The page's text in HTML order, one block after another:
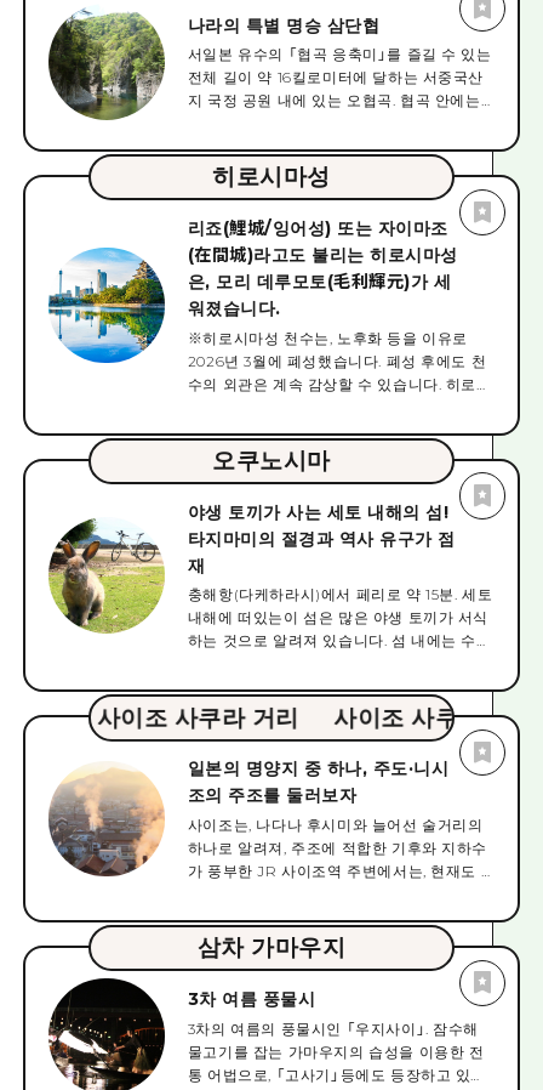
었습니다. 그 무렵의 히로시마는 도심부의 대
부분은 목조 2층 건축이며, 이러한 대담한 유
럽풍의 건물은 매우 드물고, 강면에 빛나는 현
대적인 아름다움과 함께 히로시마 명소의 하
나로 꼽히고 있다 네. 1945년 8월 6일 오전 8
것은 히로시마현 산업장려관에서 남동 약
160m, 고도 약 600m의 곳입니다. 폭풍의 압
력은 1평방미터당 35t, 풍속은 440m라는 굉
장한 것으로, 건물은 폭풍과 열선을 받고 대파
해, 천장으로부터 불을 불어 전소. 폭풍이 거
의 수직으로 일했기 때문에, 본관의 중심부는
기적적으로 도괴를 면했지만, 관내에 있던 사
람은 모두 즉사하고 있습니다. 전후, 구 산업
장려관의 잔해는, 정상의 원개, 철골의 형태로
부터, 언젠가 시민으로부터 원폭 돔이라고 불
리게 되었습니다. 1953년에 히로시마현에서
시해, 그 후, 풍화가 진행되어, 국내외에서의
선의의 모금에 의해 4회의 대규모 보존 공사
가 행해졌습니다. 또, 세계 유산 리스트에의
등록을 요구해, 시나 시의회, 광범위한 시민
운동의 결과, 1995년 6월에 나라의 사적으로
지정되어, 문화청으로부터 유네스코에 등록
신청. 1996년 12월, 세계문화유산에 등록되었
습니다. 현재는 피폭 당시의 참상을 남기는 모
습이 노모어 히로시마의 상징으로서 시대를
여 원폭 돔 내부에 들어갈 수 없습니다. 입장
할 수 있는 시설이 아니기 때문에, 밖으로부터
다. 「아카도」나 「옥의 바위」, 「남기고 싶은
일본의 소리 풍경 100선」에 선정된 「종루」는,
절의 심볼적인 존재입니다.
나라의 특별 명승 삼단협
서일본 유수의 「협곡 응축미」를 즐길 수 있는
전체 길이 약 16킬로미터에 달하는 서중국산
지 국정 공원 내에 있는 오협곡. 협곡 안에는
볼거리가 많이 있습니다. 단풍의 명소로도 유
명합니다(10월 하순~11월 하순경). 3단 협내에
는 '흑연'과 '사루히'의 2개의 도주가 있으며,
산책로와는 다른 도주로부터의 경치는 별개
입니다. ※니단 폭포에는 원숭이 비도배를 타
지 않으면 갈 수 없습니다. 또한 삼단협에는 2
개의 테라피 로드가 있습니다. 카약과 SUP 등
도 인기로 대자연을 만끽하는 액티비티도 충
실합니다. 산단 협산 산책로의 산책 가능 구간
의 최신 정보는 아래에서 확인하십시오. ＜통
행 가능 구간 최신 정보＞ https://cs-
주십시오. ＜도후나 운행 정보＞ https://cs-
akiota.or.jp/news/sandankyo-close44/
히로시마성
리죠(鯉城/잉어성) 또는 자이마조
(在間城)라고도 불리는 히로시마성
은, 모리 데루모토(毛利輝元)가 세
워졌습니다.
※히로시마성 천수는, 노후화 등을 이유로
2026년 3월에 폐성했습니다. 폐성 후에도 천
수의 외관은 계속 감상할 수 있습니다. 히로시
을 영유하고 있던 모리 휘원에 의해 수륙 교통
편이 좋은 이 땅에 축성이 개시되었습니다. 이
때, 이시가키나 호리, 천수각 등의 건물, 성시
를 포함한 대규모의 공사가 행해졌습니다. 모
리씨는 세키가하라 합전 후 이봉됩니다만, 에
도시대에는 후쿠시마 마사노리, 아사노 나가
토시 아사노씨 12대의 거성이 되었습니다. 메
이지 시대 이후에도 천수각과 일부 건물은 남
아 있었지만, 원폭에 의해 모든 건물이 전파되
었습니다. 헤이세이 6년(1994년)에는 히라타
오쿠노시마
야생 토끼가 사는 세토 내해의 섬!
타지마미의 절경과 역사 유구가 점
재
충해항(다케하라시)에서 페리로 약 15분. 세토
내해에 떠있는이 섬은 많은 야생 토끼가 서식
하는 것으로 알려져 있습니다. 섬 내에는 수백
스러운 모습을 가까이서 볼 수 있습니다. 부드
러운 자연 환경에서 동물과 만날 수있는 것이
이 명소의 큰 특징입니다. 섬 내 이동은 주위
약 4km의 해안을 따라 자유롭게 돌아다니는
렌터사이클이 편리. 토끼의 귀를 본뜬 집음기
등의 포토 스폿이 곳곳에 정비되어 있으며, 전
망대에서는 세토 내해의 다시마미와 아름다
운 저녁 경치를 볼 수 있습니다. 또, 섬 내에는
과거의 역사를 이야기하는 독가스 자료관이
몸을 두면서 역사를 통해 평화의 존중에 대해
생각하는 장소로서의 측면도 있습니다. 체류
의 거점이 되는 「휴가촌 오쿠노시마」에서는
온천 이용과 신선한 해산물을 이용한 식사가
제공됩니다. 섬에 숙박하면 야간에 활발하게
움직이는 토끼의 관찰이나 밤하늘에 펼쳐지
는 만천의 별 등 숙박자 특유의 체험도 가능합
니다. 여름에는 야외 수영장과 해수욕장, 캠프
사이조 사쿠라 거리 사이조 사쿠라 거리
일본의 명양지 중 하나, 주도·니시
조의 주조를 둘러보자
사이조는, 나다나 후시미와 늘어선 술거리의
하나로 알려져, 주조에 적합한 기후와 지하수
가 풍부한 JR 사이조역 주변에서는, 현재도 7
조 사쿠라 거리에는, 국사적 「니시조 사쿠라
군」을 비롯해, 「일본의 20세기 유산」으로 선
정된 주조 시설군이 남아, 붉은 벽돌의 굴뚝이
나 붉은 기와의 지붕, 나마코 벽이나 백벽의
주조장이 늘어선 독특한 경관을 즐길 수 있습
니다. 쿠라모토에 따라서는, 술과 급수의 시음,
상품의 구입을 할 수 있는 것 외에, 술창고를
활용한 카페나 음식점에서는, 술과 급수를 사
삼차 가마우지
3차 여름 풍물시
3차의 여름의 풍물시인 「우지사이」. 잠수해
물고기를 잡는 가마우지의 습성을 이용한 전
통 어법으로, 「고사기」등에도 등장하고 있습